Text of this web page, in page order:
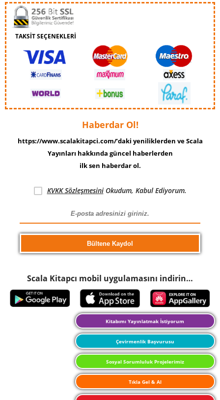
TAKSİT SEÇENEKLERİ
Haberdar Ol!
https://www.scalakitapci.com/’daki yeniliklerden ve Scala
Yayınları hakkında güncel haberlerden
ilk sen haberdar ol.
KVKK SözleşmesiniOkudum, Kabul Ediyorum.
Scala Kitapcı mobil uygulamasını indirin…
Kitabımı Yayınlatmak İstiyorum
Çevirmenlik Başvurusu
Sosyal Sorumluluk Projelerimiz
Tıkla Gel & Al